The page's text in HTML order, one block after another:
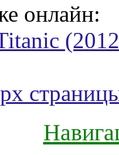
онлайн: